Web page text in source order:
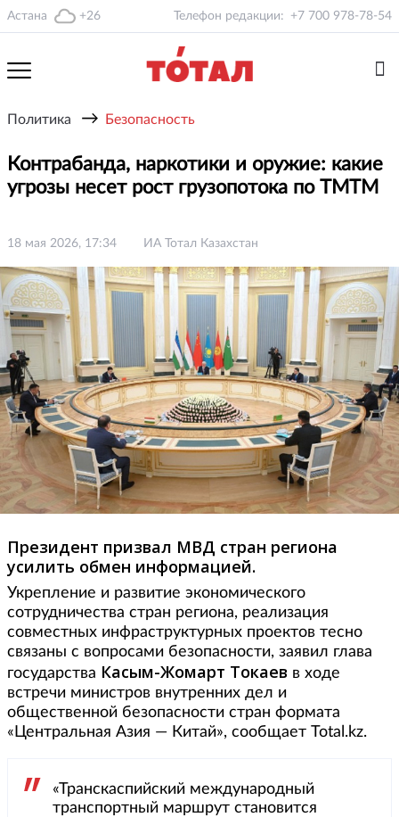
Астана +26 Телефон редакции: +7 700 978-78-54
Политика → Безопасность
Контрабанда, наркотики и оружие: какие
угрозы несет рост грузопотока по ТМТМ
18 мая 2026, 17:34 ИА Тотал Казахстан
Президент призвал МВД стран региона
усилить обмен информацией.
Укрепление и развитие экономического
сотрудничества стран региона, реализация
совместных инфраструктурных проектов тесно
связаны с вопросами безопасности, заявил глава
государства Касым-Жомарт Токаев в ходе
встречи министров внутренних дел и
общественной безопасности стран формата
«Центральная Азия — Китай», сообщает Total.kz.
«Транскаспийский международный
транспортный маршрут становится